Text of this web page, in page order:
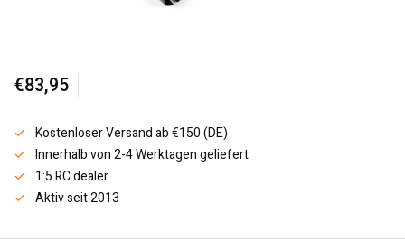
€83,95
Kostenloser Versand ab €150 (DE)
Innerhalb von 2-4 Werktagen geliefert
1:5 RC dealer
Aktiv seit 2013